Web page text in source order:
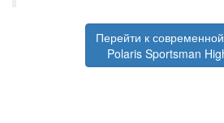
Перейти к
Polaris Sportsman